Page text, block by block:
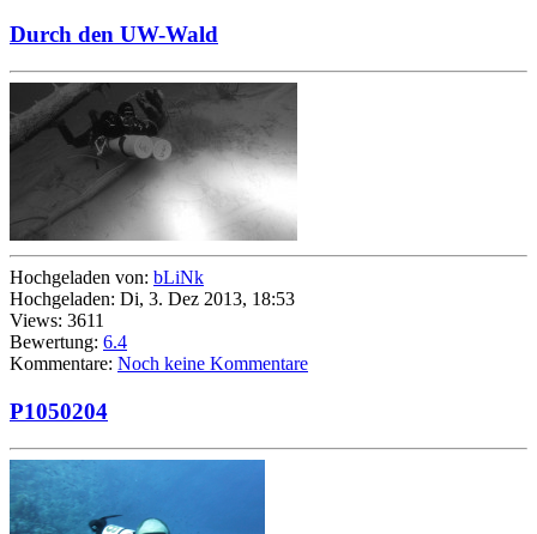
Durch den UW-Wald
Hochgeladen von: bLiNk
Hochgeladen: Di, 3. Dez 2013, 18:53
Views: 3611
Bewertung: 6.4
Kommentare: Noch keine Kommentare
P1050204